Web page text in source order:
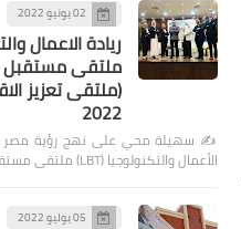
02 يونيو 2022
ريادة الاعمال
ملتقى
(ملتقى تعزيز
2022
الأعمال والتكنولوجيا (LBT) ملتقى مستقبل سوق العمل (ملت…
05 يوليو 2022